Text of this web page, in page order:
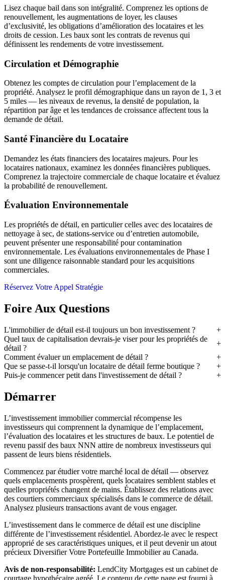
Lisez chaque bail dans son intégralité. Comprenez les options de
renouvellement, les augmentations de loyer, les clauses
d’exclusivité, les obligations d’amélioration des locataires et les
droits de cession. Les baux sont les contrats de revenus qui
définissent les rendements de votre investissement.
Circulation et Démographie
Obtenez les comptes de circulation pour l’emplacement de la
propriété. Analysez le profil démographique dans un rayon de 1, 3 et
5 miles — les niveaux de revenus, la densité de population, la
répartition par âge et les tendances de croissance affectent tous la
demande de détail.
Santé Financière du Locataire
Demandez les états financiers des locataires majeurs. Pour les
locataires nationaux, examinez les données financières publiques.
Comprenez la trajectoire commerciale de chaque locataire et évaluez
la probabilité de renouvellement.
Évaluation Environnementale
Les propriétés de détail, en particulier celles avec des locataires de
nettoyage à sec, de stations-service ou d’entretien automobile,
peuvent présenter une responsabilité pour contamination
environnementale. Les évaluations environnementales de Phase I
sont une diligence raisonnable standard pour les acquisitions
commerciales.
Réservez Votre Appel Stratégie
Foire Aux Questions
L'immobilier de détail est-il toujours un bon investissement ?
Quel taux de capitalisation devrais-je viser pour les propriétés de
détail ?
Comment évaluer un emplacement de détail ?
Que se passe-t-il lorsqu'un locataire de détail ferme boutique ?
Puis-je commencer petit dans l'investissement de détail ?
Démarrer
L’investissement immobilier commercial récompense les
investisseurs qui comprennent la dynamique de l’emplacement,
l’évaluation des locataires et les structures de baux. Le potentiel de
revenu passif des baux NNN attire de nombreux investisseurs qui
passent de leurs biens résidentiels.
Commencez par étudier votre marché local de détail — observez
quels emplacements prospèrent, quels locataires semblent stables et
quelles propriétés changent de mains. Établissez des relations avec
des courtiers commerciaux spécialisés dans le commerce de détail.
Analysez plusieurs transactions avant de vous engager.
L’investissement dans le commerce de détail est une discipline
différente de l’investissement résidentiel. Abordez-le avec le respect
approprié de ses caractéristiques uniques, et il peut devenir un atout
précieux Diversifier Votre Portefeuille Immobilier au Canada.
Avis de non-responsabilité: LendCity Mortgages est un cabinet de
courtage hypothécaire agréé. Le contenu de cette page est fourni à